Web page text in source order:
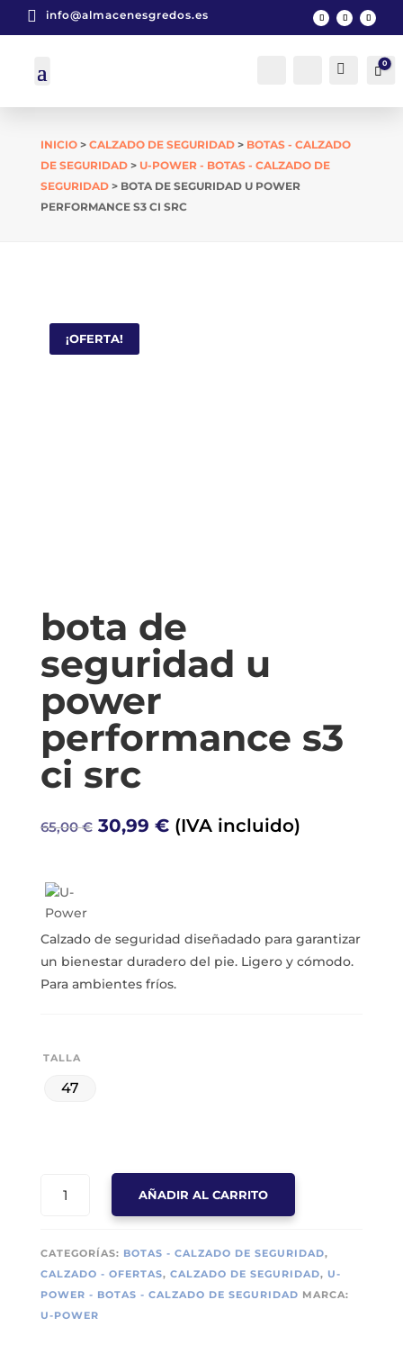
 info@almacenesgredos.es
Buscar 0
INICIO> CALZADO DE SEGURIDAD> BOTAS - CALZADO
DE SEGURIDAD> U-POWER - BOTAS - CALZADO DE
SEGURIDAD> BOTA DE SEGURIDAD U POWER
PERFORMANCE S3 CI SRC
¡OFERTA!
bota de
seguridad u
power
performance s3
ci src
65,00€ El
30,99 €El(IVA incluido)
Calzado de seguridad diseñadado para garantizar
un bienestar duradero del pie. Ligero y cómodo.
Para ambientes fríos.
TALLA
47
AÑADIR AL CARRITO
CATEGORÍAS: BOTAS - CALZADO DE SEGURIDAD,
CALZADO - OFERTAS, CALZADO DE SEGURIDAD, U-
POWER - BOTAS - CALZADO DE SEGURIDAD MARCA:
U-POWER